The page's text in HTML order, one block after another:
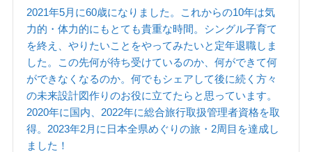
2021年5月に60歳になりました。これからの10年は気
力的・体力的にもとても貴重な時間。シングル子育て
を終え、やりたいことをやってみたいと定年退職しま
した。この先何が待ち受けているのか、何ができて何
ができなくなるのか。何でもシェアして後に続く方々
の未来設計図作りのお役に立てたらと思っています。
2020年に国内、2022年に総合旅行取扱管理者資格を取
得。2023年2月に日本全県めぐりの旅・2周目を達成し
ました！